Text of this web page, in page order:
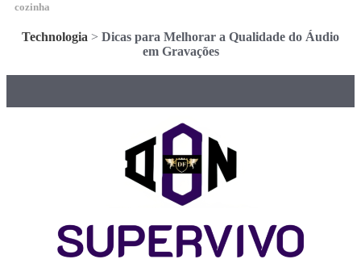
cozinha
Technologia > Dicas para Melhorar a Qualidade do Áudio
em Gravações